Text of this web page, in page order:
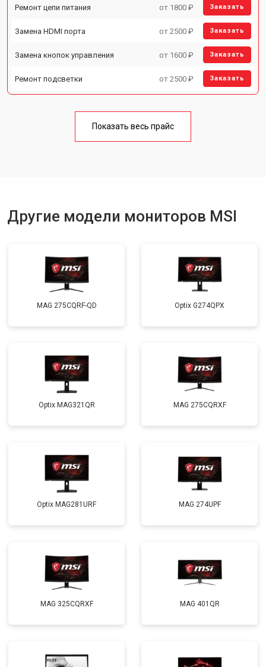
Ремонт цепи питания от 1800 ₽ Заказать
Замена HDMI порта от 2500 ₽ Заказать
Замена кнопок управления от 1600 ₽ Заказать
Ремонт подсветки от 2500 ₽ Заказать
Показать весь прайс
Другие модели мониторов MSI
MAG 275CQRF-QD Optix G274QPX
Optix MAG321QR MAG 275CQRXF
Optix MAG281URF MAG 274UPF
MAG 325CQRXF MAG 401QR